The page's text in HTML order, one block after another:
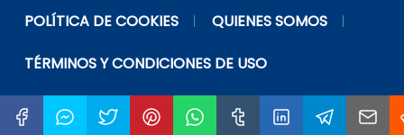
POLÍTICA DE COOKIES QUIENES SOMOS
TÉRMINOS Y CONDICIONES DE USO